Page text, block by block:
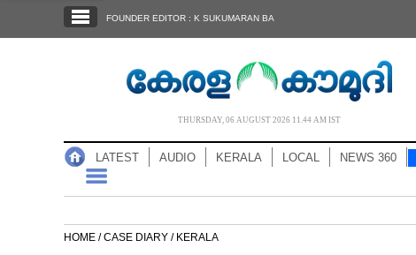
NOTIFIED NEWS
FOUNDER EDITOR : K SUKUMARAN BA
THURSDAY, 06 AUGUST 2026 11.44 AM IST
LATEST AUDIO KERALA LOCAL NEWS 360
HOME /CASE DIARY / KERALA